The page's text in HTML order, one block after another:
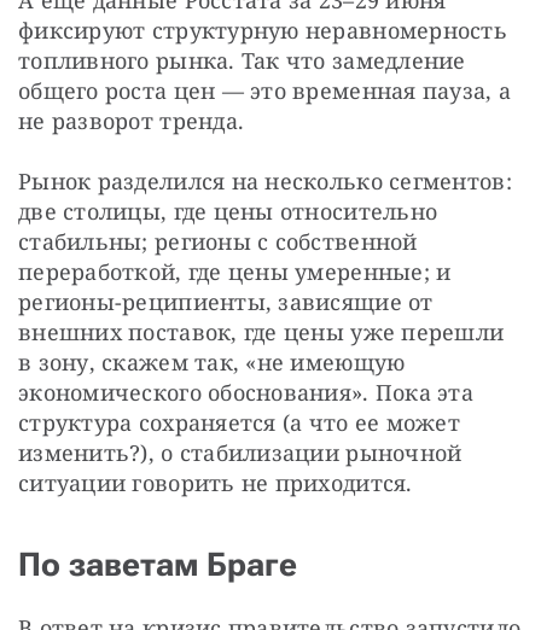
фиксируют структурную неравномерность
топливного рынка. Так что замедление
общего роста цен — это временная пауза, а
не разворот тренда.
Рынок разделился на несколько сегментов:
две столицы, где цены относительно
стабильны; регионы с собственной
переработкой, где цены умеренные; и
регионы-реципиенты, зависящие от
внешних поставок, где цены уже перешли
в зону, скажем так, «не имеющую
экономического обоснования». Пока эта
структура сохраняется (а что ее может
изменить?), о стабилизации рыночной
ситуации говорить не приходится.
По заветам Браге